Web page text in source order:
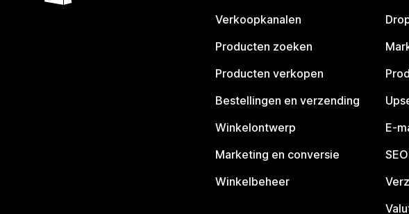
Verkoopkanalen
Producten zoeken
Producten verkopen
Bestellingen en verzending
Winkelontwerp
Marketing en conversie
Winkelbeheer
E-
SEO